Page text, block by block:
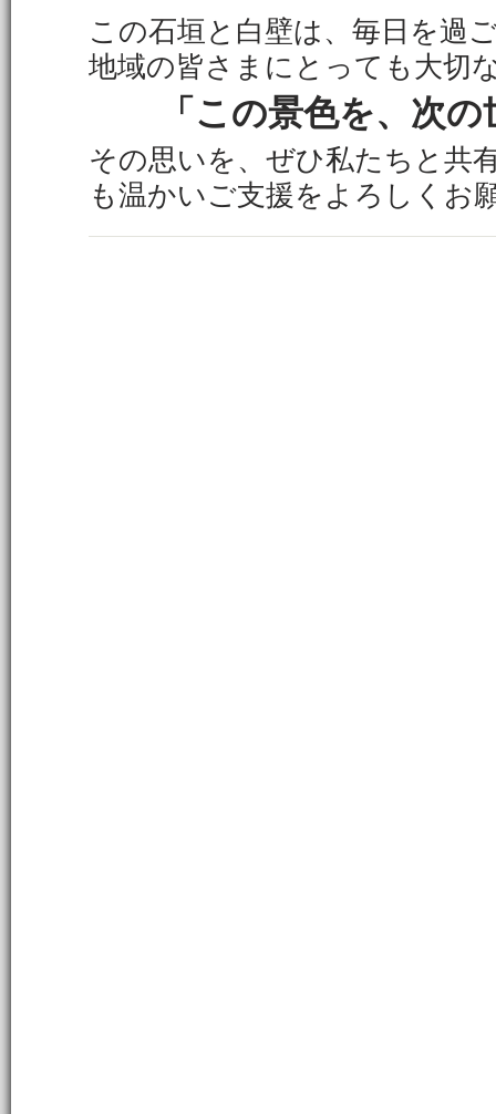
この石垣と白壁は、毎日を過
地域の皆さまにとっても大切
「この景色を、次
その思いを、ぜひ私たちと共
も温かいご支援をよろしくお